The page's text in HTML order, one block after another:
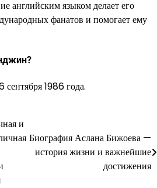
английским языком делает его
фанатов и помогает ему
1986 года.
и
Биография Аслана Бижоева —
история жизни и важнейшие
достижения